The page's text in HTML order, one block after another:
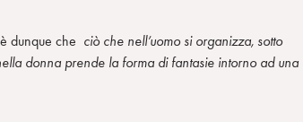
dunque che ciò che nell’uomo si organizza, sotto
donna prende la forma di fantasie intorno ad una